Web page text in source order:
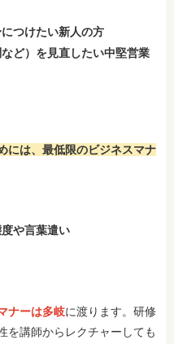
つけたい新人の方
ど）を見直したい中堅営業
には、最低限のビジネスマナ
や言葉遣い
ナーは多岐に渡ります。研修
を講師からレクチャーしても